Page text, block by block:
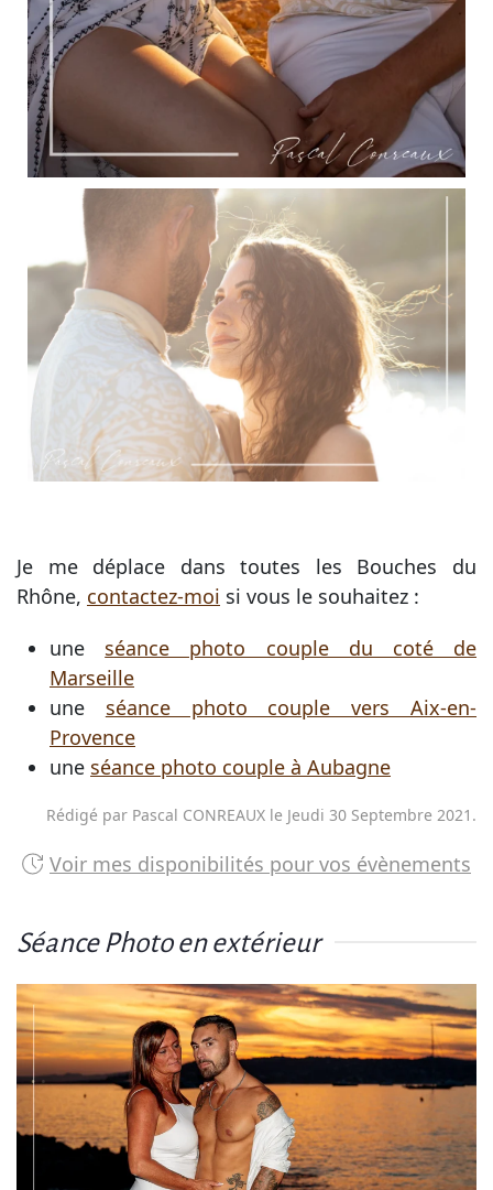
Je me déplace dans toutes les Bouches du
Rhône, contactez-moi si vous le souhaitez :
une séance photo couple du coté de
Marseille
une séance photo couple vers Aix-en-
Provence
une séance photo couple à Aubagne
Rédigé par Pascal CONREAUX le Jeudi 30 Septembre 2021 .
Voir mes disponibilités pour vos évènements
Séance Photo en extérieur